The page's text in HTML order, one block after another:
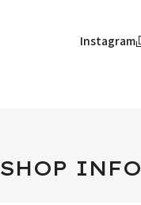
Instagram
SHOP INFO